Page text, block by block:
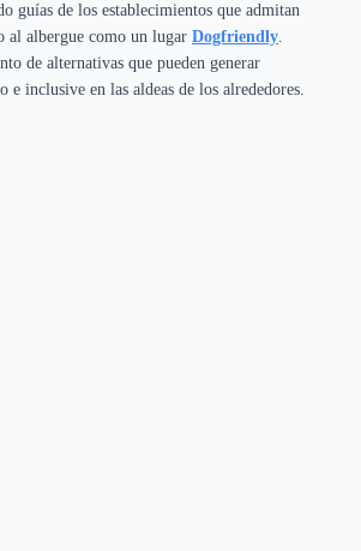
guías de los establecimientos que admitan
al albergue como un lugar Dogfriendly.
de alternativas que pueden generar
e inclusive en las aldeas de los alrededores.